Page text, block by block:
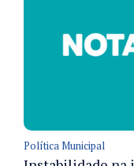
Política Municipal